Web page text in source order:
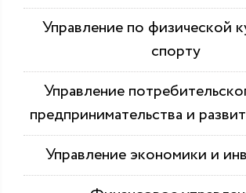
Управление по физической
спорту
Управление
предпринимательства и
Управление экономики и